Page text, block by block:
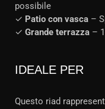
possibile
✓ Patio con vasca –
✓ Grande terrazza –
IDEALE PER
Questo riad